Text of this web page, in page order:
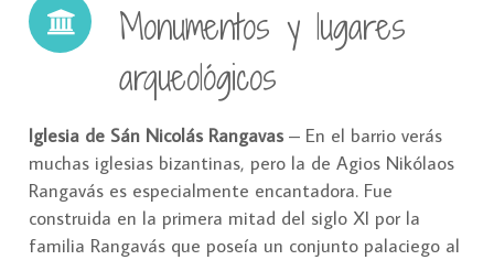
Monumentos y lugares
arqueológicos
Iglesia de Sán Nicolás Rangavas – En el barrio verás
muchas iglesias bizantinas, pero la de Agios Nikólaos
Rangavás es especialmente encantadora. Fue
construida en la primera mitad del siglo XI por la
familia Rangavás que poseía un conjunto palaciego al